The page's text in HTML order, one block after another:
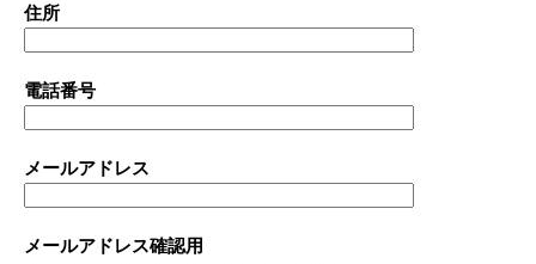
住所
電話番号
メールアドレス
メールアドレス確認用